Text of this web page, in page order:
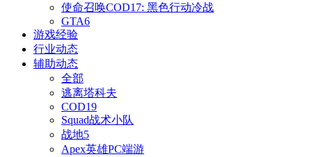
使命召唤COD17: 黑色行动冷战
GTA6
游戏经验
行业动态
辅助动态
全部
逃离塔科夫
COD19
Squad战术小队
战地5
Apex英雄PC端游